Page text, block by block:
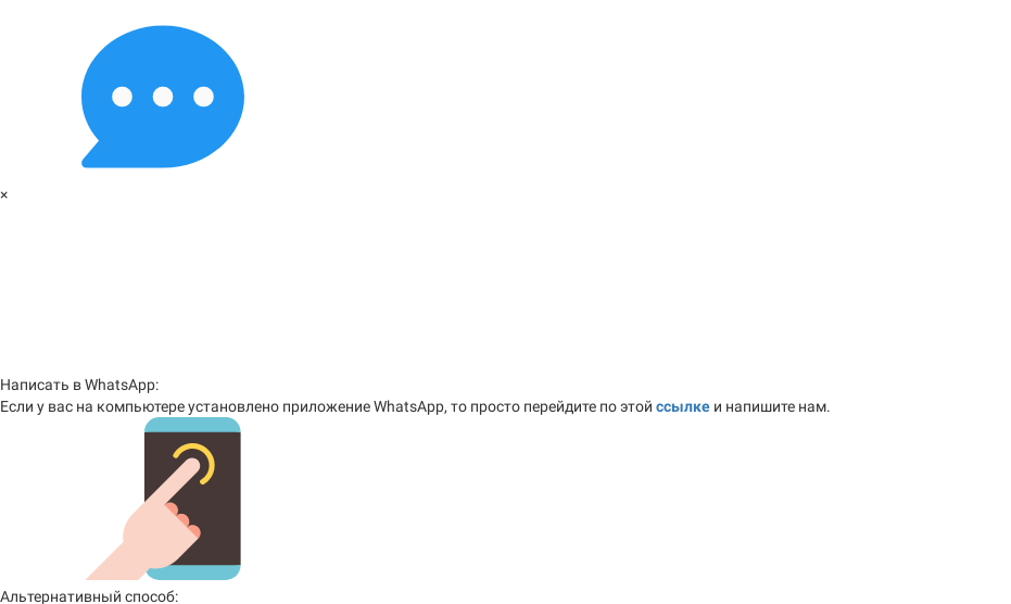
×
Написать в WhatsApp:
Если у вас на компьютере установлено приложение WhatsApp, то просто перейдите по этой ссылке и напишите нам.
Альтернативный способ: